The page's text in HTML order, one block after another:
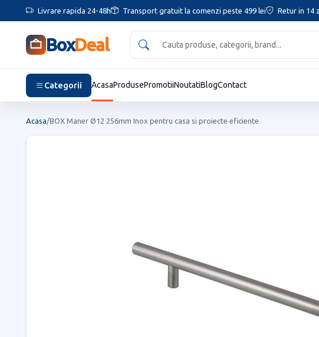
Livrare rapida 24-48h Transport gratuit la comenzi peste 499 lei Retur in 14
BoxDeal
Categorii AcasaProdusePromotiiNoutatiBlogContact
Acasa/BOX Maner Ø12 256mm Inox pentru casa si proiecte eficiente